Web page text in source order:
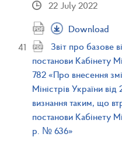
22 July 2022
Download
Звіт про базове
постанови Кабінету
782 «Про внесення
Міністрів України
визнання таким, що
постанови Кабінету
р. № 636»